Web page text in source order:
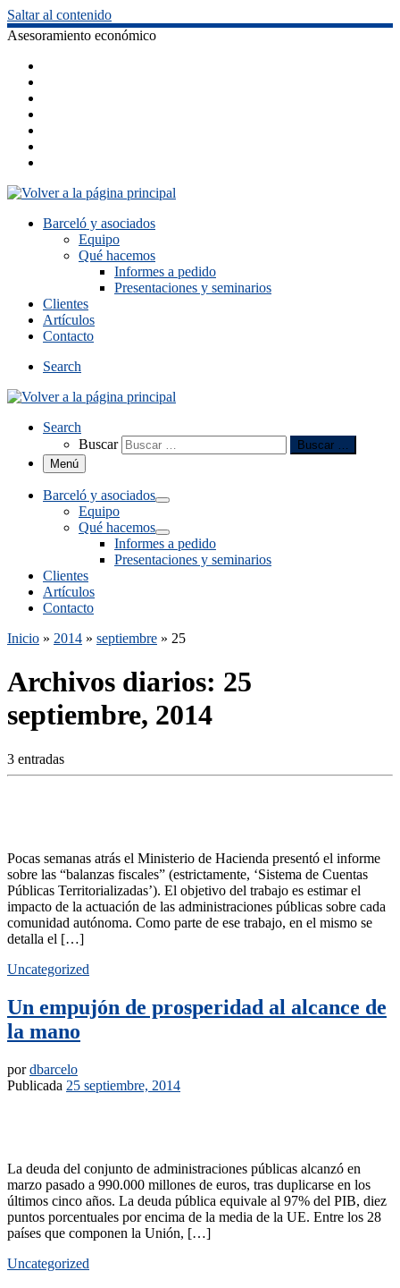
Saltar al contenido
Asesoramiento económico
Barceló y asociados
Equipo
Qué hacemos
Informes a pedido
Presentaciones y seminarios
Clientes
Artículos
Contacto
Search
Search
Buscar
Buscar …
Menú
Barceló y asociados
Equipo
Qué hacemos
Informes a pedido
Presentaciones y seminarios
Clientes
Artículos
Contacto
Inicio » 2014 » septiembre » 25
Archivos diarios: 25
septiembre, 2014
3 entradas
Pocas semanas atrás el Ministerio de Hacienda presentó el informe
sobre las “balanzas fiscales” (estrictamente, ‘Sistema de Cuentas
Públicas Territorializadas’). El objetivo del trabajo es estimar el
impacto de la actuación de las administraciones públicas sobre cada
comunidad autónoma. Como parte de ese trabajo, en el mismo se
detalla el […]
Uncategorized
Un empujón de prosperidad al alcance de
la mano
pordbarcelo
Publicada 25 septiembre, 2014
La deuda del conjunto de administraciones públicas alcanzó en
marzo pasado a 990.000 millones de euros, tras duplicarse en los
últimos cinco años. La deuda pública equivale al 97% del PIB, diez
puntos porcentuales por encima de la media de la UE. Entre los 28
países que componen la Unión, […]
Uncategorized